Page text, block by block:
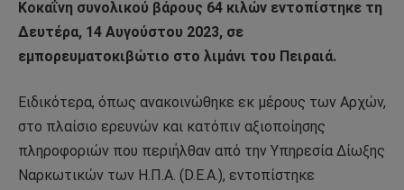
Κοκαΐνη συνολικού βάρους 64 κιλών εντοπίστηκε τη
Δευτέρα, 14 Αυγούστου 2023, σε
εμπορευματοκιβώτιο στο λιμάνι του Πειραιά.
Ειδικότερα, όπως ανακοινώθηκε εκ μέρους των Αρχών,
στο πλαίσιο ερευνών και κατόπιν αξιοποίησης
πληροφοριών που περιήλθαν από την Υπηρεσία Δίωξης
Ναρκωτικών των Η.Π.Α. (D.E.A.), εντοπίστηκε